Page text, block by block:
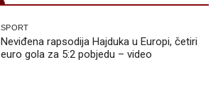
SPORT
Neviđena rapsodija Hajduka u Europi, četiri
euro gola za 5:2 pobjedu – video